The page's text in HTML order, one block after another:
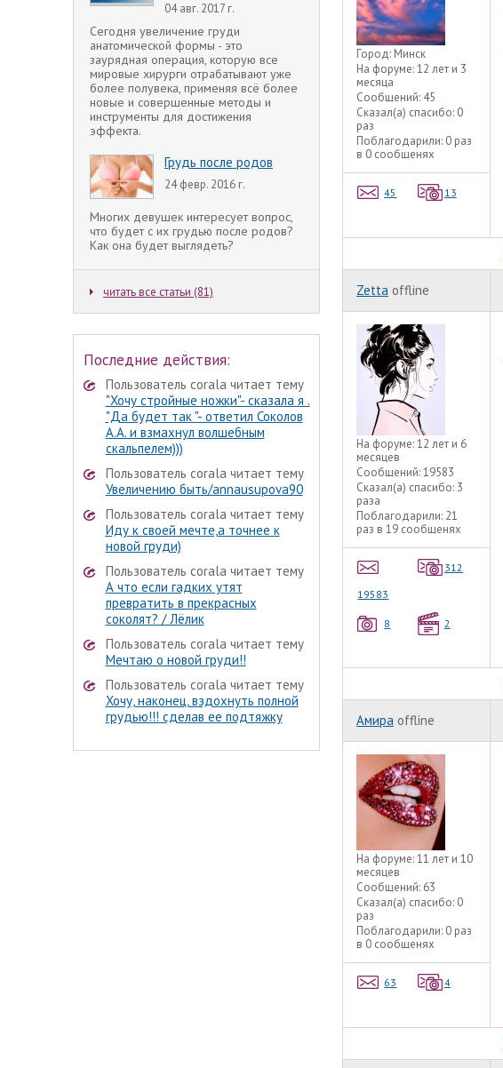
04 авг. 2017 г.
Сегодня увеличение груди
анатомической формы - это
заурядная операция, которую все
мировые хирурги отрабатывают уже
более полувека, применяя всё более
новые и совершенные методы и
инструменты для достижения
эффекта.
Грудь после родов
24 февр. 2016 г.
Многих девушек интересует вопрос,
что будет с их грудью после родов?
Как она будет выглядеть?
читать все статьи (81)
Последние действия:
Пользователь corala читает тему
"Хочу стройные ножки"- сказала я .
"Да будет так "- ответил Соколов
А.А. и взмахнул волшебным
скальпелем)))
Пользователь corala читает тему
Увеличению быть/annausupova90
Пользователь corala читает тему
Иду к своей мечте,а точнее к
новой груди)
Пользователь corala читает тему
А что если гадких утят
превратить в прекрасных
соколят? / Лёлик
Пользователь corala читает тему
Мечтаю о новой груди!!
Пользователь corala читает тему
Хочу, наконец, вздохнуть полной
грудью!!! сделав ее подтяжку
Город: Минск
На форуме:12 лет и 3
месяца
Сообщений: 45
Сказал(а) спасибо: 0
раз
Поблагодарили: 0 раз
в 0 сообщенях
45 13
Zetta offline
На форуме:12 лет и 6
месяцев
Сообщений:19583
Сказал(а) спасибо: 3
раза
Поблагодарили: 21
раз в 19 сообщенях
19583
312
8 2
Амира offline
На форуме:11 лет и 10
месяцев
Сообщений: 63
Сказал(а) спасибо: 0
раз
Поблагодарили: 0 раз
в 0 сообщенях
63 4